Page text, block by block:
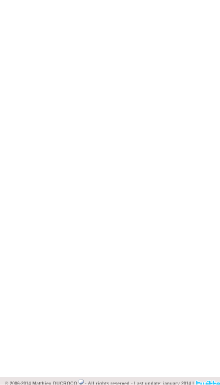
© 2006-2014 Matthieu DUCROCQ - All rights reserved - Last update: january 2014 |